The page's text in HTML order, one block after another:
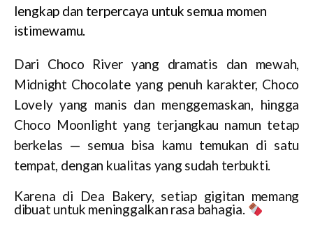
lengkap dan terpercaya untuk semua momen
istimewamu.
Dari Choco River yang dramatis dan mewah,
Midnight Chocolate yang penuh karakter, Choco
Lovely yang manis dan menggemaskan, hingga
Choco Moonlight yang terjangkau namun tetap
berkelas — semua bisa kamu temukan di satu
tempat, dengan kualitas yang sudah terbukti.
Karena di Dea Bakery, setiap gigitan memang
dibuat untuk meninggalkan rasa bahagia.